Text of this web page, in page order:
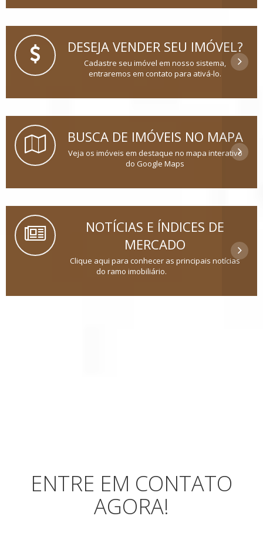
DESEJA VENDER SEU IMÓVEL?
Cadastre seu imóvel em nosso sistema,
entraremos em contato para ativá-lo.
BUSCA DE IMÓVEIS NO MAPA
Veja os imóveis em destaque no mapa interativo
do Google Maps
NOTÍCIAS E ÍNDICES DE
MERCADO
Clique aqui para conhecer as principais notícias
do ramo imobiliário.
ENTRE EM CONTATO
AGORA!